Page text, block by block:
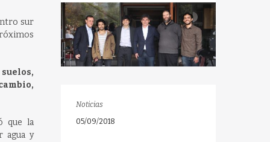
sur
que la
agua y
Noticias
05/09/2018